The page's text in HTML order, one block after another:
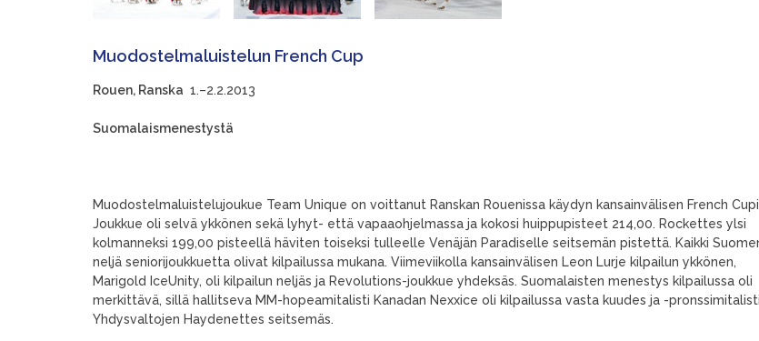
Muodostelmaluistelun French Cup
Rouen, Ranska 1.–2.2.2013
Suomalaismenestystä
Muodostelmaluistelujoukue Team Unique on voittanut Ranskan Rouenissa käydyn kansainvälisen French
Joukkue oli selvä ykkönen sekä lyhyt- että vapaaohjelmassa ja kokosi huippupisteet 214,00. Rockettes ylsi
kolmanneksi 199,00 pisteellä häviten toiseksi tulleelle Venäjän Paradiselle seitsemän pistettä. Kaikki
neljä seniorijoukkuetta olivat kilpailussa mukana. Viimeviikolla kansainvälisen Leon Lurje kilpailun ykkönen,
Marigold IceUnity, oli kilpailun neljäs ja Revolutions-joukkue yhdeksäs. Suomalaisten menestys kilpailussa oli
merkittävä, sillä hallitseva MM-hopeamitalisti Kanadan Nexxice oli kilpailussa vasta kuudes ja -pronssimitalisti
Yhdysvaltojen Haydenettes seitsemäs.